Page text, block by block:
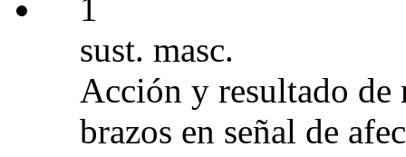
1
sust. masc.
Acción y resultado de
brazos en señal de